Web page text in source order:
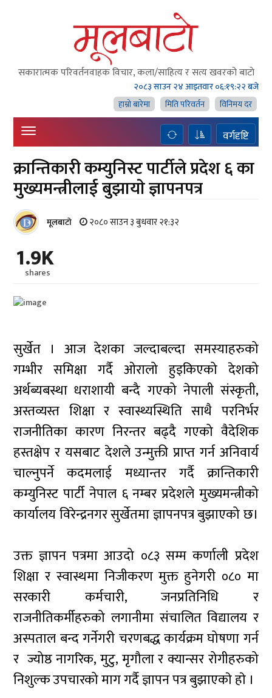
सकारात्मक परिवर्तनवाहक विचार, कला/साहित्य र सत्य खवरको बाटाे
२०८३ साउन २४ आइतवार०६:१९:२२ बजे
हाम्राे बारेमा
मिति परिवर्तन विनिमय दर
वर्गदृष्टि
क्रान्तिकारी कम्युनिस्ट पार्टीले प्रदेश ६ का
मुख्यमन्त्रीलाई बुझायाे ज्ञापनपत्र
मूलबाटाे २०८० साउन ३ बुधवार २१:३२
1.9K
shares
सुर्खेत । आज देशका जल्दाबल्दा समस्याहरुको
गम्भीर समिक्षा गर्दै ओरालो हुइकिएको देशको
अर्थब्यबस्था धराशायी बन्दै गएको नेपाली संस्कृती,
अस्तव्यस्त शिक्षा र स्वास्थ्यस्थिति साथै परनिर्भर
राजनीतिका कारण निरन्तर बढ्दै गएको वैदेशिक
हस्तक्षेप र यसबाट देशले उन्मुक्ती प्राप्त गर्न अनिवार्य
चाल्नुपर्ने कदमलाई मध्यान्तर गर्दै क्रान्तिकारी
कम्युनिस्ट पार्टी नेपाल ६ नम्बर प्रदेशले मुख्यमन्त्रीको
कार्यालय विरेन्द्रनगर सुर्खेतमा ज्ञापनपत्र बुझाएको छ।
उक्त ज्ञापन पत्रमा आउदो ०८३ सम्म कर्णाली प्रदेश
शिक्षा र स्वास्थमा निजीकरण मुक्त हुनेगरी ०८० मा
सरकारी कर्मचारी, जनप्रतिनिधि र
राजनीतिकर्मीहरुको लगानीमा संचालित विद्यालय र
अस्पताल बन्द गर्नेगरी चरणबद्ध कार्यक्रम घोषणा गर्न
र ज्योष्ठ नागरिक, मुटु, मृगौला र क्यान्सर रोगीहरुको
निशुल्क उपचारको माग गर्दै ज्ञापन पत्र बुझाएकाे हाे ।